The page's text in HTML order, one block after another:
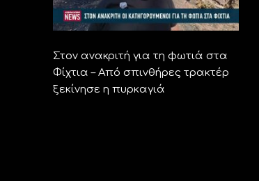
Στον ανακριτή για τη φωτιά στα
Φίχτια – Από σπινθήρες τρακτέρ
ξεκίνησε η πυρκαγιά